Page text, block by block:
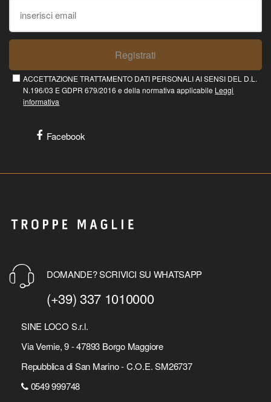
Registrati
ACCETTAZIONE TRATTAMENTO DATI PERSONALI AI SENSI DEL D.L.
N.196/03 E GDPR 679/2016 e della normativa applicabile Leggi
informativa
Facebook
DOMANDE? SCRIVICI SU WHATSAPP
(+39) 337 1010000
SINE LOCO S.r.l.
Via Vernie, 9 - 47893 Borgo Maggiore
Repubblica di San Marino - C.O.E. SM26737
0549 999748